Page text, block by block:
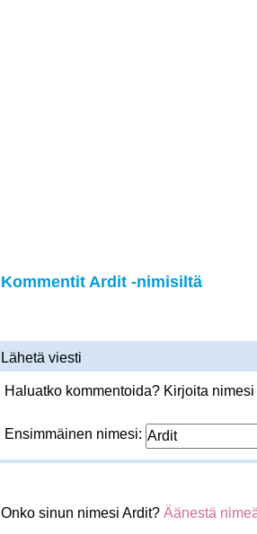
Kommentit Ardit -nimisiltä
Lähetä viesti
Haluatko kommentoida? Kirjoita
Ensimmäinen nimesi:
Onko sinun nimesi Ardit? Äänestä